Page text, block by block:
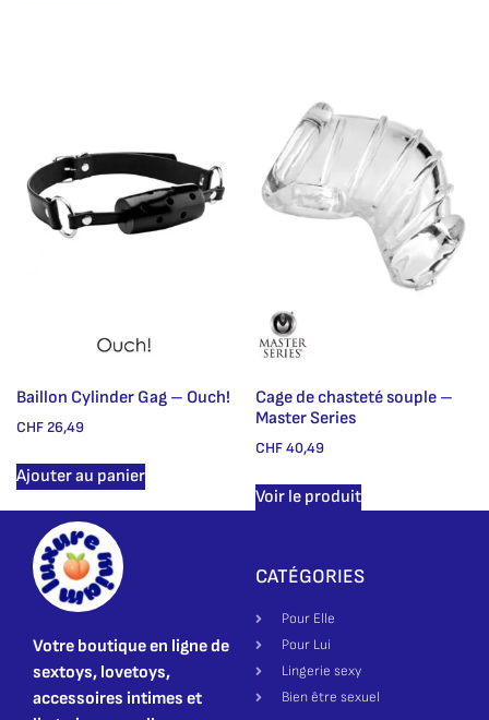
Baillon Cylinder Gag – Ouch!
CHF 26,49
Ajouter au panier
Cage de chasteté souple –
Master Series
CHF40,49
Voir le produit
Votre boutique en ligne de
sextoys, lovetoys,
accessoires intimes et
CATÉGORIES
Pour Elle
Pour Lui
Lingerie sexy
Bien être sexuel